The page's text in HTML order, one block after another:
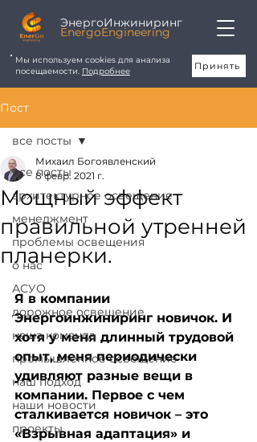
ЭнергоИнжиниринг
EnergoEngineering
Мы используем cookies для анализа
посещаемости. Подробнее Принять
Пост
все посты
архитектурное освещение
менеджмент
проблемы освещения
о нас
АСУО
дорожное освещение
наша команда
промышленное освещение
наш подход
наши новости
проекты
все посты
Мощный эффект
правильной утренней
планерки.
Михаил Богоявленский
8 февр. 2021 г.
Я в компании
Энергоинжиниринг новичок. И
хотя у меня длинный трудовой
опыт, меня периодически
удивляют разные вещи в
компании. Первое с чем
сталкивается новичок – это
«Взрывная адаптация» и